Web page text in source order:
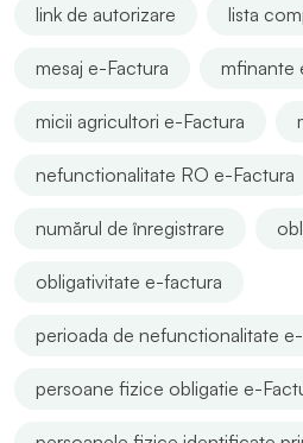
link de autorizare lista
mesaj e-Factura mfinante
micii agricultori e-Factura
nefunctionalitate RO e-Factura
numărul de înregistrare
obligativitate e-factura
perioada de nefunctionalitate
persoane fizice obligatie e-